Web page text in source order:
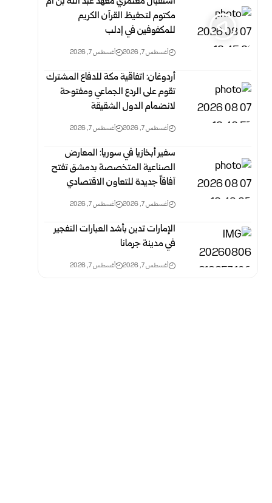
مكتوم لتحفيظ القرآن الكريم
للمكفوفين في إدلب
أغسطس 7, 2026 أغسطس 7, 2026
أردوغان: اتفاقية مكة للدفاع المشترك
تقوم على الردع الجماعي ومفتوحة
لانضمام الدول الشقيقة
أغسطس 7, 2026 أغسطس 7, 2026
سفير أبخازيا في سوريا: المعارض
الصناعية المتخصصة بدمشق تفتح
آفاقاً جديدة للتعاون الاقتصادي
أغسطس 7, 2026 أغسطس 7, 2026
الإمارات تدين بأشد العبارات التفجير
في مدينة جرمانا
أغسطس 7, 2026 أغسطس 7, 2026